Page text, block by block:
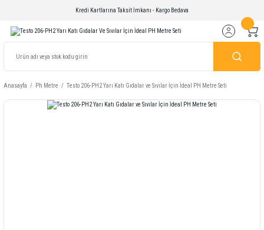
Kredi Kartlarına Taksit İmkanı - Kargo Bedava
Anasayfa Ph Metre Testo 206-PH2 Yarı Katı Gıdalar ve Sıvılar İçin İdeal PH Metre Seti